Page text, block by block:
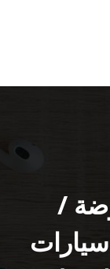
/
سيارات